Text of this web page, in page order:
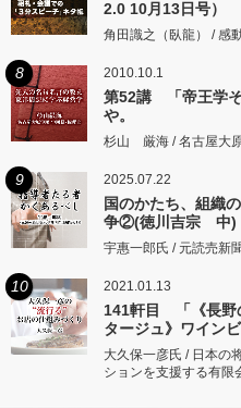
2.0 10月13日号）
角田識之（臥龍） / 感
8 2010.10.1
第52講 「帝王学そ
や。
杉山 厳海 / 名古屋大
9 2025.07.22
国のかたち、組織
争②(徳川吉宗 中)
宇惠一郎氏 / 元読売新
10 2021.01.13
141軒目 「《長野
タージュ》ワイン
大久保一彦氏 / 日本の
ションを支援する有限